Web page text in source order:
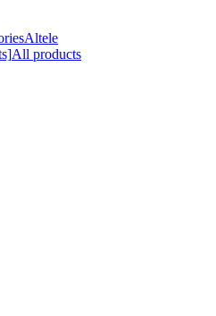
Altele
All products